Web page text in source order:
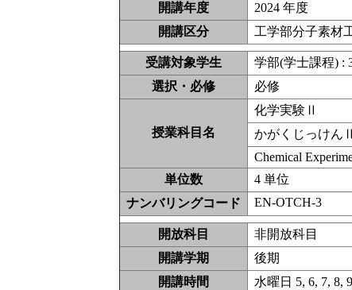
開講年度
2024 年度
開講区分
工学部分子素材
受講対象学生
学部(学士課程) :
選択・必修
必修
授業科目名
化学実験Ⅱ
かがくじっけんⅡ
Chemical
単位数
4 単位
ナンバリングコード
EN-OTCH-3
開放科目
非開放科目
開講学期
後期
開講時間
水曜日 5, 6, 7, 8,